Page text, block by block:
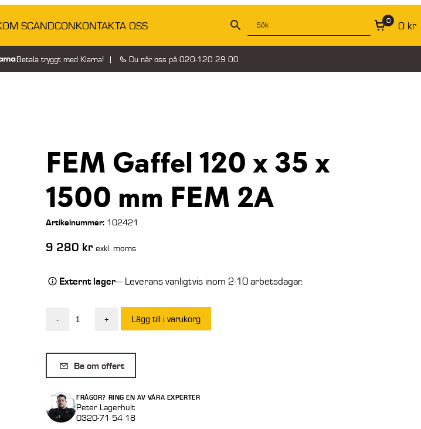
OM SCANDCONKONTAKTA OSS 0 0 kr
Betala tryggt med Klarna! Du når oss på 020-120 29 00
FEM Gaffel 120 x 35 x
1500 mm FEM 2A
Artikelnummer: 102421
9 280 kr exkl. moms
Externt lager— Leverans vanligtvis inom 2-10 arbetsdagar.
-
120
x
x
1500
+ Lägg till i varukorg
Be om offert
FRÅGOR? RING EN AV VÅRA EXPERTER
Peter Lagerhult
0320-71 54 18